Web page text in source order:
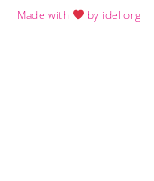
Made with by idel.org